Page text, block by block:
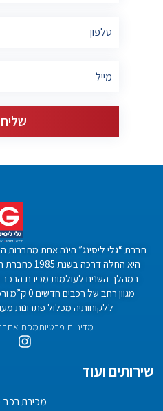
חברת “גלי ליסינג” הינה אחת מחברות
היא החלה
במהלך השנים לעולמות מכירת הרכב
מגוון רחב
ללקוחותיה מכלול פתרונות
מדיניות פרטיותמפת אתר
שירותים ועוד
מכירת רכב